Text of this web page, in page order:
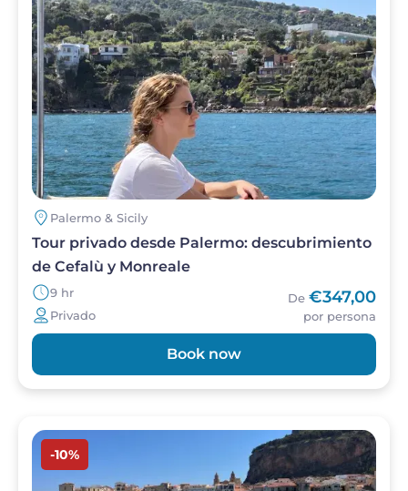
Palermo & Sicily
Tour privado desde Palermo: descubrimiento
de Cefalù y Monreale
9 hr
Privado
De €347,00
por persona
Book now
Imagen
-10%